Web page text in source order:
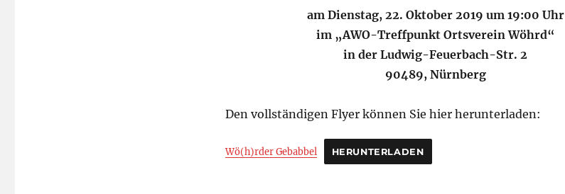
am Dienstag, 22. Oktober 2019 um 19:00 Uhr
im „AWO-Treffpunkt Ortsverein Wöhrd“
in der Ludwig-Feuerbach-Str. 2
90489, Nürnberg
Den vollständigen Flyer können Sie hier herunterladen:
Wö(h)rder Gebabbel HERUNTERLADEN